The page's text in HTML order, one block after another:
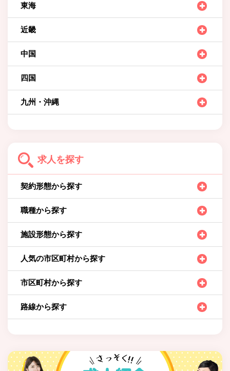
東海
近畿
中国
四国
九州・沖縄
求人を探す
契約形態から探す
職種から探す
施設形態から探す
人気の市区町村から探す
市区町村から探す
路線から探す